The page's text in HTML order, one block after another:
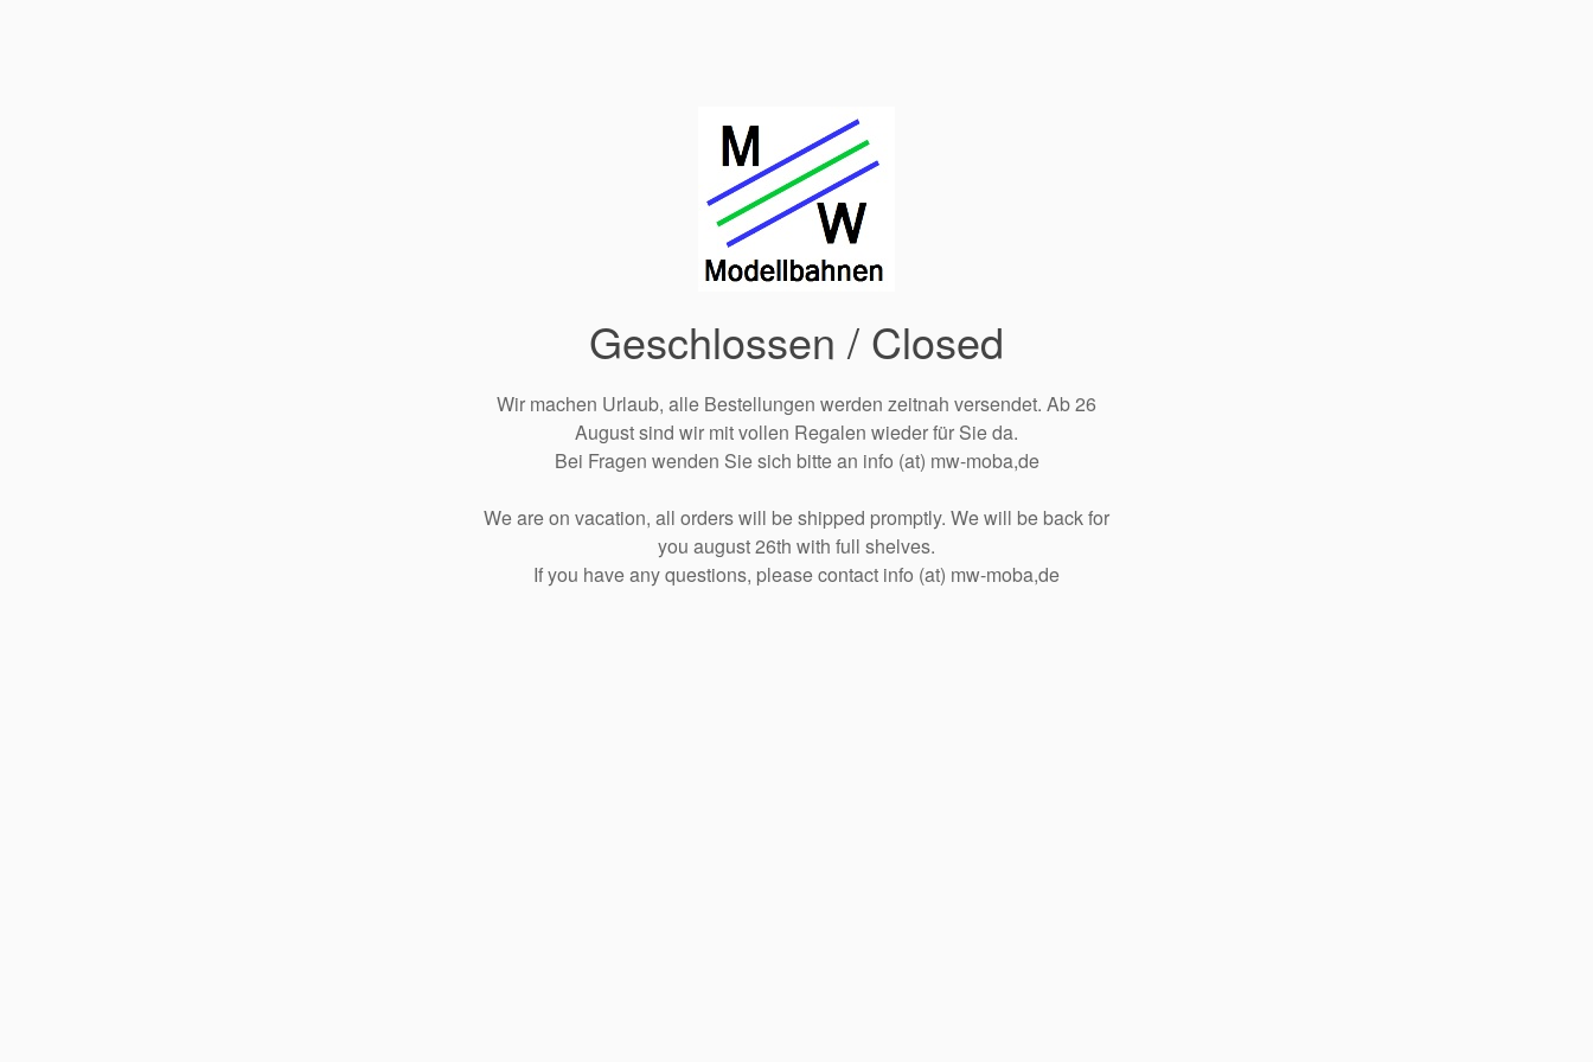
Geschlossen / Closed
Wir machen Urlaub, alle Bestellungen werden zeitnah versendet. Ab 26
August sind wir mit vollen Regalen wieder für Sie da.
Bei Fragen wenden Sie sich bitte an info (at) mw-moba,de
We are on vacation, all orders will be shipped promptly. We will be back for
you august 26th with full shelves.
If you have any questions, please contact info (at) mw-moba,de